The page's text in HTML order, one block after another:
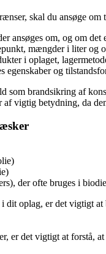
skal du ansøge om
ansøges om, og om
mængder i liter og
i oplaget,
egenskaber og
som brandsikring af
vigtig betydning, da
der ofte bruges i
oplag, er det vigtigt
er det vigtigt at forstå,